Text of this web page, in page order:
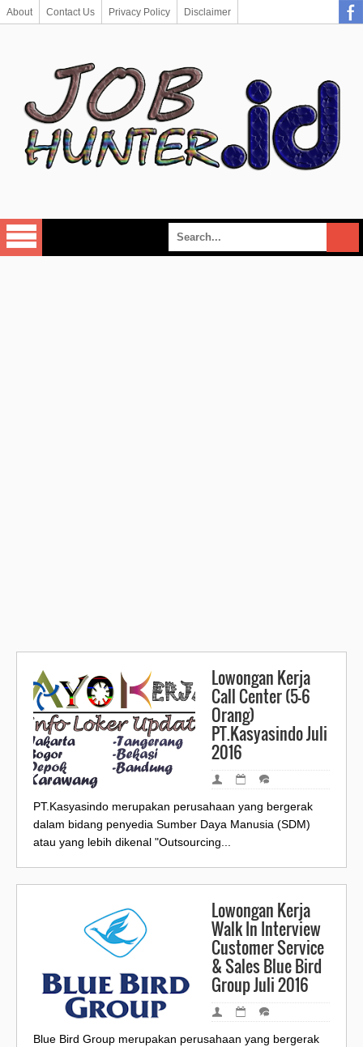
About Contact Us Privacy Policy Disclaimer
Lowongan Kerja
Call Center (5-6
Orang)
PT.Kasyasindo Juli
2016
PT.Kasyasindo merupakan perusahaan yang bergerak
dalam bidang penyedia Sumber Daya Manusia (SDM)
atau yang lebih dikenal "Outsourcing...
Lowongan Kerja
Walk In Interview
Customer Service
& Sales Blue Bird
Group Juli 2016
Blue Bird Group merupakan perusahaan yang bergerak